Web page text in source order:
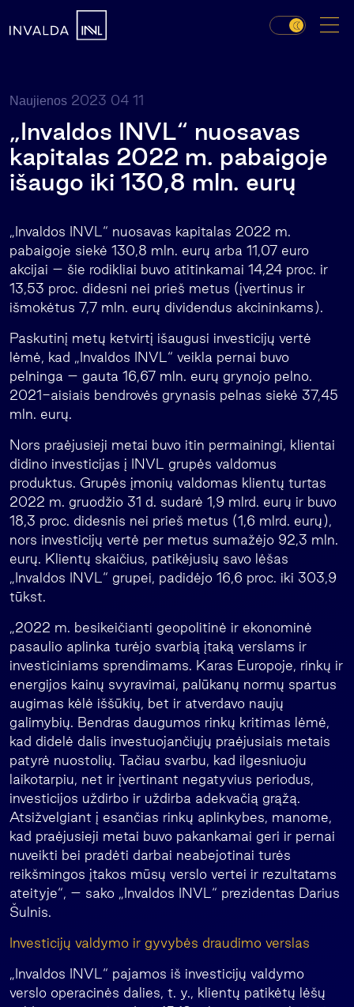
Naujienos 2023 04 11
„Invaldos INVL“ nuosavas
kapitalas 2022 m. pabaigoje
išaugo iki 130,8 mln. eurų
„Invaldos INVL“ nuosavas kapitalas 2022 m.
pabaigoje siekė 130,8 mln. eurų arba 11,07 euro
akcijai – šie rodikliai buvo atitinkamai 14,24 proc. ir
13,53 proc. didesni nei prieš metus (įvertinus ir
išmokėtus 7,7 mln. eurų dividendus akcininkams).
Paskutinį metų ketvirtį išaugusi investicijų vertė
lėmė, kad „Invaldos INVL“ veikla pernai buvo
pelninga – gauta 16,67 mln. eurų grynojo pelno.
2021-aisiais bendrovės grynasis pelnas siekė 37,45
mln. eurų.
Nors praėjusieji metai buvo itin permainingi, klientai
didino investicijas į INVL grupės valdomus
produktus. Grupės įmonių valdomas klientų turtas
2022 m. gruodžio 31 d. sudarė 1,9 mlrd. eurų ir buvo
18,3 proc. didesnis nei prieš metus (1,6 mlrd. eurų),
nors investicijų vertė per metus sumažėjo 92,3 mln.
eurų. Klientų skaičius, patikėjusių savo lėšas
„Invaldos INVL“ grupei, padidėjo 16,6 proc. iki 303,9
tūkst.
„2022 m. besikeičianti geopolitinė ir ekonominė
pasaulio aplinka turėjo svarbią įtaką verslams ir
investiciniams sprendimams. Karas Europoje, rinkų ir
energijos kainų svyravimai, palūkanų normų spartus
augimas kėlė iššūkių, bet ir atverdavo naujų
galimybių. Bendras daugumos rinkų kritimas lėmė,
kad didelė dalis investuojančiųjų praėjusiais metais
patyrė nuostolių. Tačiau svarbu, kad ilgesniuoju
laikotarpiu, net ir įvertinant negatyvius periodus,
investicijos uždirbo ir uždirba adekvačią grąžą.
Atsižvelgiant į esančias rinkų aplinkybes, manome,
kad praėjusieji metai buvo pakankamai geri ir pernai
nuveikti bei pradėti darbai neabejotinai turės
reikšmingos įtakos mūsų verslo vertei ir rezultatams
ateityje“, – sako „Invaldos INVL“ prezidentas Darius
Šulnis.
Investicijų valdymo ir gyvybės draudimo verslas
„Invaldos INVL“ pajamos iš investicijų valdymo
verslo operacinės dalies, t. y., klientų patikėtų lėšų